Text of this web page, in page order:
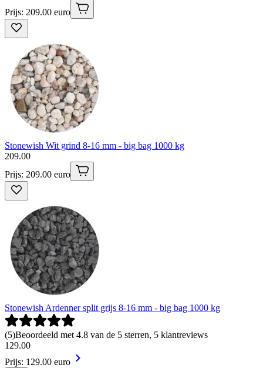
Prijs: 209.00 euro
Stonewish Wit grind 8-16 mm - big bag 1000 kg
209.00
Prijs: 209.00 euro
Stonewish Ardenner split grijs 8-16 mm - big bag 1000 kg
(5)Beoordeeld met 4.8 van de 5 sterren, 5 klantreviews
129.00
Prijs: 129.00 euro